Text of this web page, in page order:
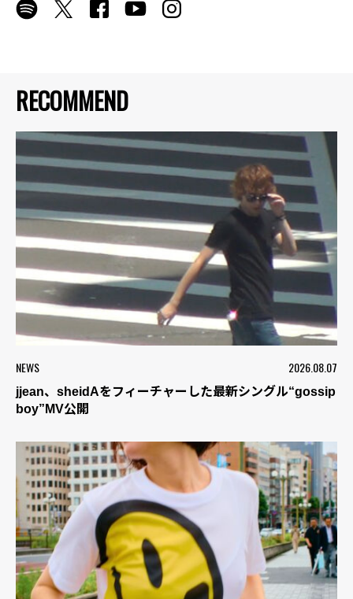
RECOMMEND
NEWS 2026.08.07
jjean、sheidAをフィーチャーした最新シングル“gossip
boy”MV公開